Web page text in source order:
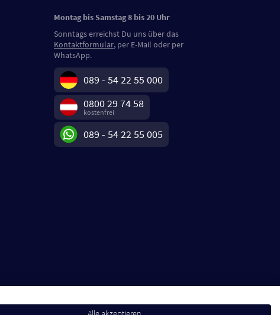
Montag bis Samstag 8 bis 20 Uhr
Sonntags erreichst Du uns über das
Kontaktformular, per E-Mail oder per
WhatsApp.
089 - 54 22 55 000
0800 29 74 58
kostenfrei
089 - 54 22 55 005